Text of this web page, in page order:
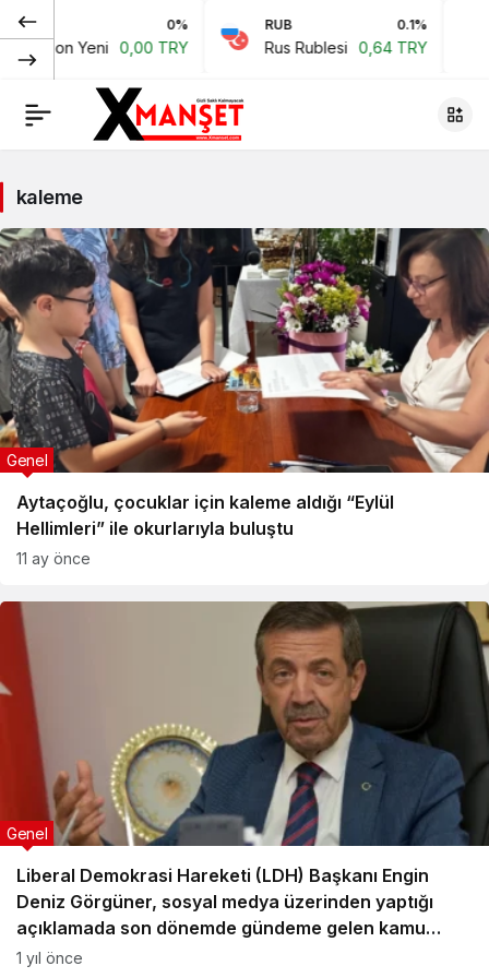
Yeni 0,00 TRY
RUB 0.1%
Rus Rublesi 0,64 TRY
kaleme
Aytaçoğlu, çocuklar için kaleme aldığı “Eylül
Hellimleri” ile okurlarıyla buluştu
Genel
11 ay önce
Liberal Demokrasi Hareketi (LDH) Başkanı Engin
Deniz Görgüner, sosyal medya üzerinden yaptığı
açıklamada son dönemde gündeme gelen kamu
maaşlarına ve fonların cari giderlere harcanması
Genel
1 yıl önce